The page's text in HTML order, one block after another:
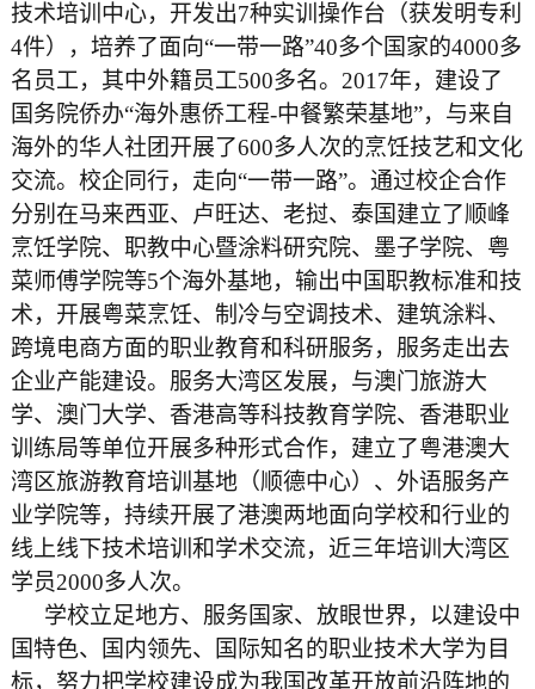
技术培训中心，开发出7种实训操作台（获发明专利
4件），培养了面向“一带一路”40多个国家的4000多
名员工，其中外籍员工500多名。2017年，建设了
国务院侨办“海外惠侨工程-中餐繁荣基地”，与来自
海外的华人社团开展了600多人次的烹饪技艺和文化
交流。校企同行，走向“一带一路”。通过校企合作
分别在马来西亚、卢旺达、老挝、泰国建立了顺峰
烹饪学院、职教中心暨涂料研究院、墨子学院、粤
菜师傅学院等5个海外基地，输出中国职教标准和技
术，开展粤菜烹饪、制冷与空调技术、建筑涂料、
跨境电商方面的职业教育和科研服务，服务走出去
企业产能建设。服务大湾区发展，与澳门旅游大
学、澳门大学、香港高等科技教育学院、香港职业
训练局等单位开展多种形式合作，建立了粤港澳大
湾区旅游教育培训基地（顺德中心）、外语服务产
业学院等，持续开展了港澳两地面向学校和行业的
线上线下技术培训和学术交流，近三年培训大湾区
学员2000多人次。
学校立足地方、服务国家、放眼世界，以建设中
国特色、国内领先、国际知名的职业技术大学为目
标，努力把学校建设成为我国改革开放前沿阵地的